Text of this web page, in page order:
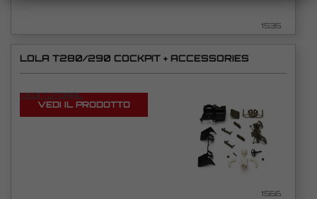
1535
LOLA T280/290 COCKPIT + ACCESSORIES
VEDI TUTORIAL
VEDI IL PRODOTTO
1566